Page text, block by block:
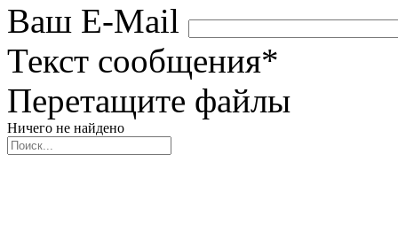
Ваш E-Mail
Текст сообщения*
Перетащите файлы
Ничего не найдено